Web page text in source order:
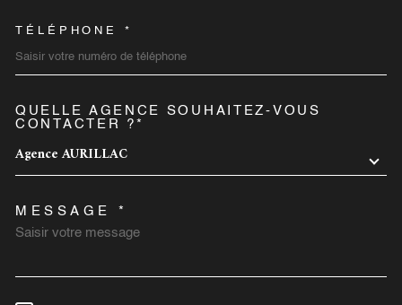
TÉLÉPHONE *
QUELLE AGENCE SOUHAITEZ-VOUS
CONTACTER ?*
Agence AURILLAC
MESSAGE *